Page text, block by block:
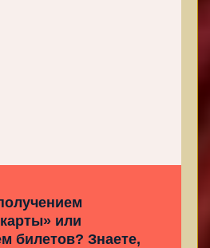
или
билетов? Знаете,